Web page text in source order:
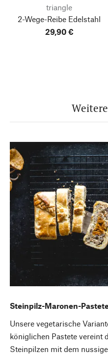
triangle
2-Wege-Reibe Edelstahl
29,90 €
Steinpilz-Maronen-
Unsere vegetarische
königlichen Pastete vereint
Steinpilzen mit dem